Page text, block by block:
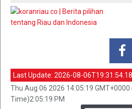
Last Update: 2026-08-
Thu Aug 06 2026 14:05:19
Time)2:05:19 PM